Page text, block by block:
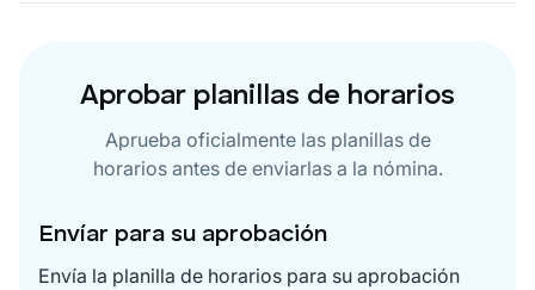
Aprobar planillas de horarios
Aprueba oficialmente las planillas de
horarios antes de enviarlas a la nómina.
Envíar para su aprobación
Envía la planilla de horarios para su aprobación